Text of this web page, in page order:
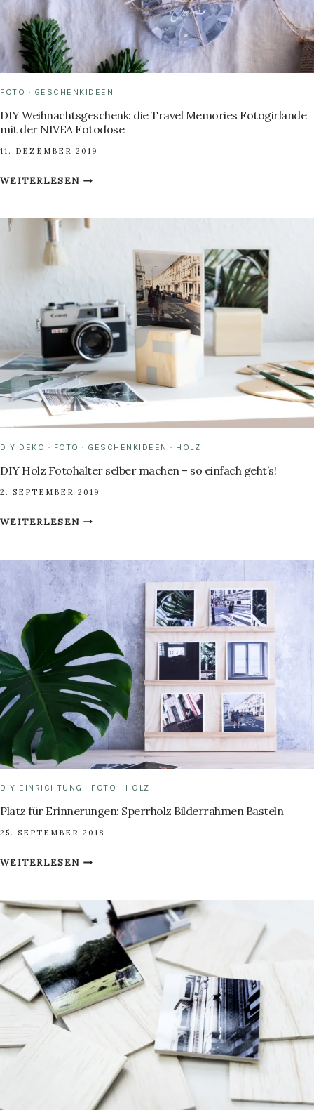
FOTO · GESCHENKIDEEN
DIY Weihnachtsgeschenk: die Travel Memories Fotogirlande
mit der NIVEA Fotodose
11. DEZEMBER 2019
WEITERLESENDIY
TRAVEL
FOTOGIRLANDE
NIVEA
FOTODOSE
DIY DEKO · FOTO · GESCHENKIDEEN · HOLZ
DIY Holz Fotohalter selber machen – so einfach geht’s!
2. SEPTEMBER 2019
WEITERLESENDIY
SELBER
MACHEN
–
SO
EINFACH
GEHT’S!
DIY EINRICHTUNG · FOTO · HOLZ
Platz für Erinnerungen: Sperrholz Bilderrahmen Basteln
25. SEPTEMBER 2018
WEITERLESENPLATZ
SPERRHOLZ
BILDERRAHMEN
BASTELN